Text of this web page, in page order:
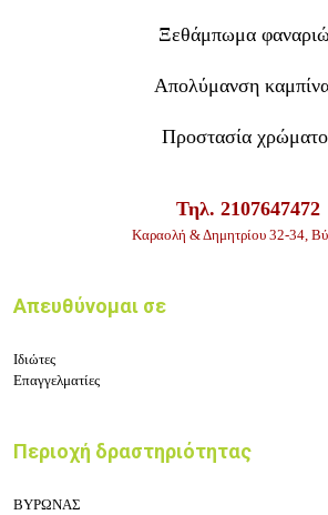
Ξεθάμπωμα
Απολύμανση
Προστασία
Τηλ. 2107647472
Καραολή & Δημητρίου 32-34 ,
Απευθύνομαι σε
Ιδιώτες
Επαγγελματίες
Περιοχή δραστηριότητας
ΒΥΡΩΝΑΣ